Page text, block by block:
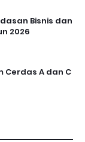
Bisnis dan
2026
Cerdas A dan C